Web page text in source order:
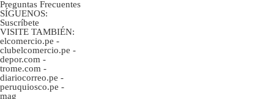
Preguntas Frecuentes
SÍGUENOS:
Suscríbete
VISITE TAMBIÉN:
elcomercio.pe -
clubelcomercio.pe -
depor.com -
trome.com -
diariocorreo.pe -
peruquiosco.pe -
mag